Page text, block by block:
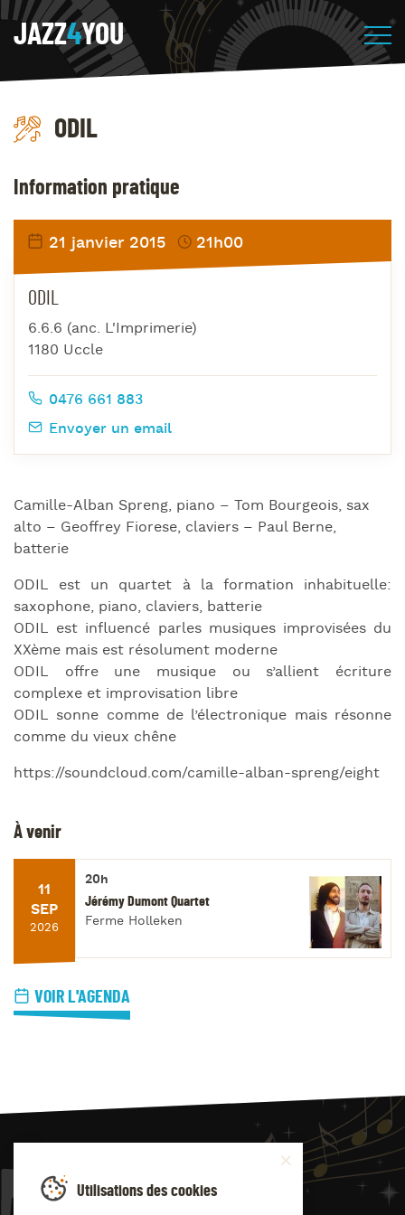
JAZZ4YOU
ODIL
Camille-Alban Spreng, piano – Tom Bourgeois, sax
alto – Geoffrey Fiorese, claviers – Paul Berne,
batterie
ODIL est un quartet à la formation inhabituelle:
saxophone, piano, claviers, batterie
ODIL est influencé parles musiques improvisées du
XXème mais est résolument moderne
ODIL offre une musique ou s’allient écriture
complexe et improvisation libre
ODIL sonne comme de l’électronique mais résonne
comme du vieux chêne
https://soundcloud.com/camille-alban-spreng/eight
Information pratique
21 janvier 2015 21h00
ODIL
6.6.6 (anc. L'Imprimerie)
1180 Uccle
0476 661 883
Envoyer un email
À venir
11
SEP
2026
20h
Jérémy Dumont Quartet
Ferme Holleken
VOIR L'AGENDA
JAZZ4
Utilisations des cookies